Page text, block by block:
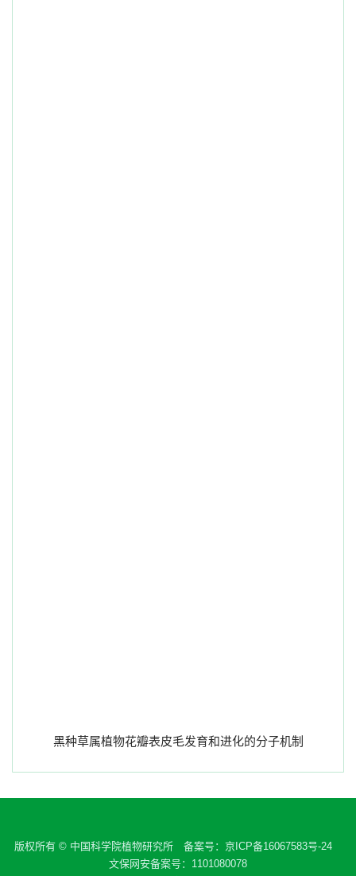
黑种草属植物花瓣表皮毛发育和进化的分子机制
版权所有 © 中国科学院植物研究所 备案号： 京ICP备16067583号-24
文保网安备案号：1101080078